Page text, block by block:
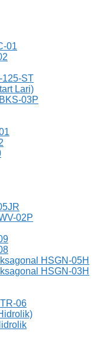
01
125-ST
Lari)
03P
02P
HSGN-05H
HSGN-03H
06